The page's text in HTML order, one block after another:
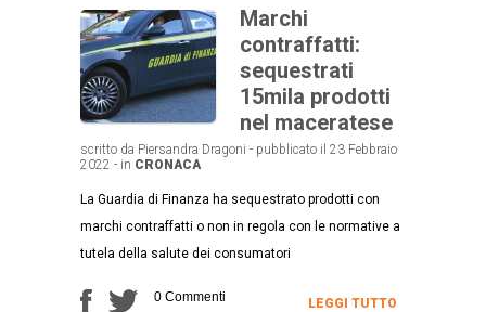
Marchi
contraffatti:
sequestrati
15mila prodotti
nel maceratese
scritto da Piersandra Dragoni - pubblicato il 23 Febbraio
2022 - in CRONACA
La Guardia di Finanza ha sequestrato prodotti con
marchi contraffatti o non in regola con le normative a
tutela della salute dei consumatori
0 Commenti LEGGI TUTTO